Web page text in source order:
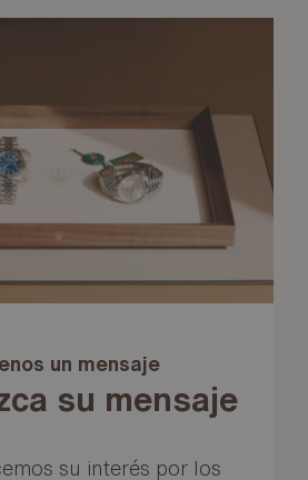
un mensaje
su mensaje
su interés por los